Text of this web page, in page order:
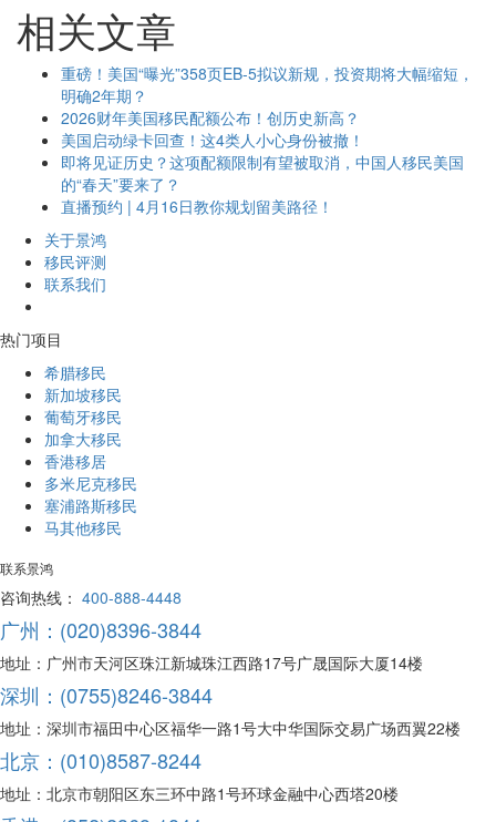
相关文章
重磅！美国“曝光”358页EB-5拟议新规，投资期将大幅缩短，
明确2年期？
2026财年美国移民配额公布！创历史新高？
美国启动绿卡回查！这4类人小心身份被撤！
即将见证历史？这项配额限制有望被取消，中国人移民美国
的“春天”要来了？
直播预约 | 4月16日教你规划留美路径！
关于景鸿
移民评测
联系我们
热门项目
希腊移民
新加坡移民
葡萄牙移民
加拿大移民
香港移居
多米尼克移民
塞浦路斯移民
马其他移民
联系景鸿
咨询热线： 400-888-4448
广州：(020)8396-3844
地址：广州市天河区珠江新城珠江西路17号广晟国际大厦14楼
深圳：(0755)8246-3844
地址：深圳市福田中心区福华一路1号大中华国际交易广场西翼22楼
北京：(010)8587-8244
地址：北京市朝阳区东三环中路1号环球金融中心西塔20楼